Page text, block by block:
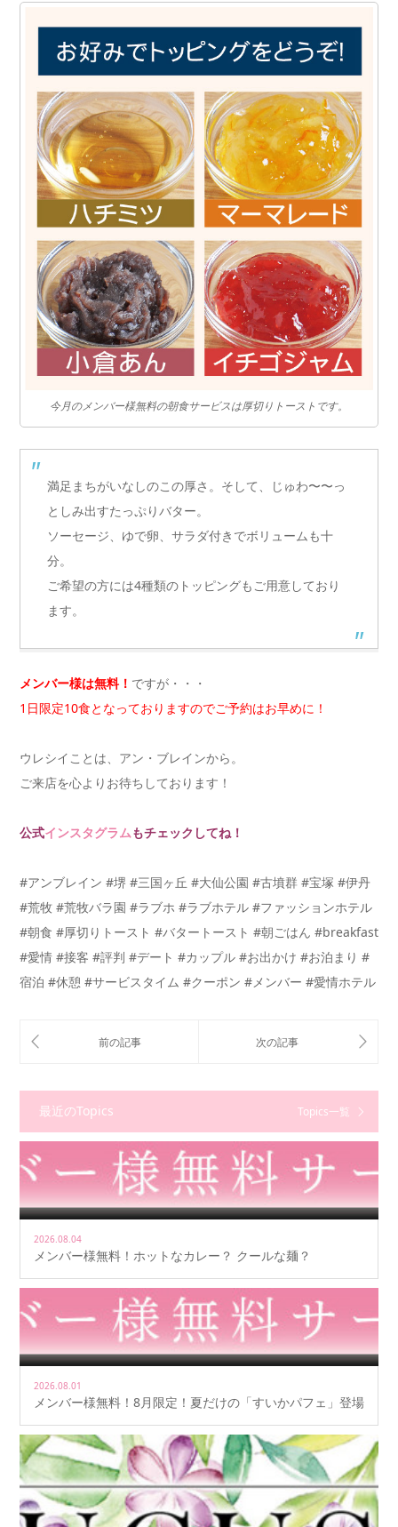
今月のメンバー様無料の朝食サービスは厚切りトーストです。
満足まちがいなしのこの厚さ。そして、じゅわ〜〜っ
としみ出すたっぷりバター。
ソーセージ、ゆで卵、サラダ付きでボリュームも十
分。
ご希望の方には4種類のトッピングもご用意しており
ます。
メンバー様は無料！ ですが・・・
1日限定10食となっておりますのでご予約はお早めに！
ウレシイことは、アン・ブレインから。
ご来店を心よりお待ちしております！
公式インスタグラムもチェックしてね！
#アンブレイン #堺 #三国ヶ丘 #大仙公園 #古墳群 #宝塚 #伊丹
#荒牧 #荒牧バラ園 #ラブホ #ラブホテル #ファッションホテル
#朝食 #厚切りトースト #バタートースト #朝ごはん #breakfast
#愛情 #接客 #評判 #デート #カップル #お出かけ #お泊まり #
宿泊 #休憩 #サービスタイム #クーポン #メンバー #愛情ホテル
最近のTopics Topics一覧
2026.08.04
メンバー様無料！ホットなカレー？ クールな麺？
2026.08.01
メンバー様無料！8月限定！夏だけの「すいかパフェ」登場